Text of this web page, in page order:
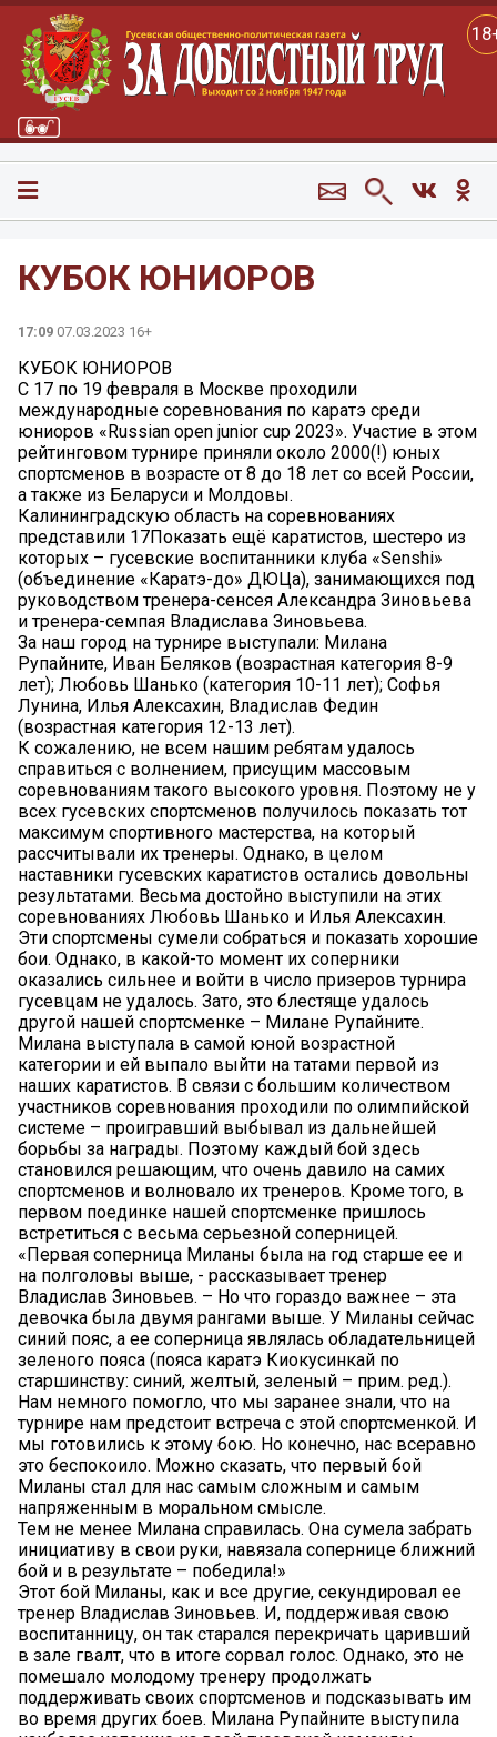
КУБОК ЮНИОРОВ
17:09 07.03.2023 16+
КУБОК ЮНИОРОВ
С 17 по 19 февраля в Москве проходили
международные соревнования по каратэ среди
юниоров «Russian open junior cup 2023». Участие в этом
рейтинговом турнире приняли около 2000(!) юных
спортсменов в возрасте от 8 до 18 лет со всей России,
а также из Беларуси и Молдовы.
Калининградскую область на соревнованиях
представили 17Показать ещё каратистов, шестеро из
которых – гусевские воспитанники клуба «Senshi»
(объединение «Каратэ-до» ДЮЦа), занимающихся под
руководством тренера-сенсея Александра Зиновьева
и тренера-семпая Владислава Зиновьева.
За наш город на турнире выступали: Милана
Рупайните, Иван Беляков (возрастная категория 8-9
лет); Любовь Шанько (категория 10-11 лет); Софья
Лунина, Илья Алексахин, Владислав Федин
(возрастная категория 12-13 лет).
К сожалению, не всем нашим ребятам удалось
справиться с волнением, присущим массовым
соревнованиям такого высокого уровня. Поэтому не у
всех гусевских спортсменов получилось показать тот
максимум спортивного мастерства, на который
рассчитывали их тренеры. Однако, в целом
наставники гусевских каратистов остались довольны
результатами. Весьма достойно выступили на этих
соревнованиях Любовь Шанько и Илья Алексахин.
Эти спортсмены сумели собраться и показать хорошие
бои. Однако, в какой-то момент их соперники
оказались сильнее и войти в число призеров турнира
гусевцам не удалось. Зато, это блестяще удалось
другой нашей спортсменке – Милане Рупайните.
Милана выступала в самой юной возрастной
категории и ей выпало выйти на татами первой из
наших каратистов. В связи с большим количеством
участников соревнования проходили по олимпийской
системе – проигравший выбывал из дальнейшей
борьбы за награды. Поэтому каждый бой здесь
становился решающим, что очень давило на самих
спортсменов и волновало их тренеров. Кроме того, в
первом поединке нашей спортсменке пришлось
встретиться с весьма серьезной соперницей.
«Первая соперница Миланы была на год старше ее и
на полголовы выше, - рассказывает тренер
Владислав Зиновьев. – Но что гораздо важнее – эта
девочка была двумя рангами выше. У Миланы сейчас
синий пояс, а ее соперница являлась обладательницей
зеленого пояса (пояса каратэ Киокусинкай по
старшинству: синий, желтый, зеленый – прим. ред.).
Нам немного помогло, что мы заранее знали, что на
турнире нам предстоит встреча с этой спортсменкой. И
мы готовились к этому бою. Но конечно, нас всеравно
это беспокоило. Можно сказать, что первый бой
Миланы стал для нас самым сложным и самым
напряженным в моральном смысле.
Тем не менее Милана справилась. Она сумела забрать
инициативу в свои руки, навязала сопернице ближний
бой и в результате – победила!»
Этот бой Миланы, как и все другие, секундировал ее
тренер Владислав Зиновьев. И, поддерживая свою
воспитанницу, он так старался перекричать царивший
в зале гвалт, что в итоге сорвал голос. Однако, это не
помешало молодому тренеру продолжать
поддерживать своих спортсменов и подсказывать им
во время других боев. Милана Рупайните выступила